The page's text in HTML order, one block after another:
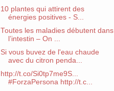
10 plantes qui attirent des
énergies positives - S...
Toutes les maladies débutent dans
l’intestin – On ...
Si vous buvez de l'eau chaude
avec du citron penda...
http://t.co/Si0tp7me9S...
#ForzaPersona http://t.c...